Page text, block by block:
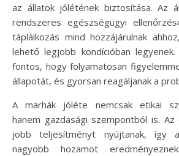
az állatok jólétének biztosítása. Az
rendszeres egészségügyi
táplálkozás mind hozzájárulnak
lehető legjobb kondícióban
fontos, hogy folyamatosan
állapotát, és gyorsan reagáljanak a
A marhák jóléte nemcsak etikai
hanem gazdasági szempontból is.
jobb teljesítményt nyújtanak, így
nagyobb hozamot